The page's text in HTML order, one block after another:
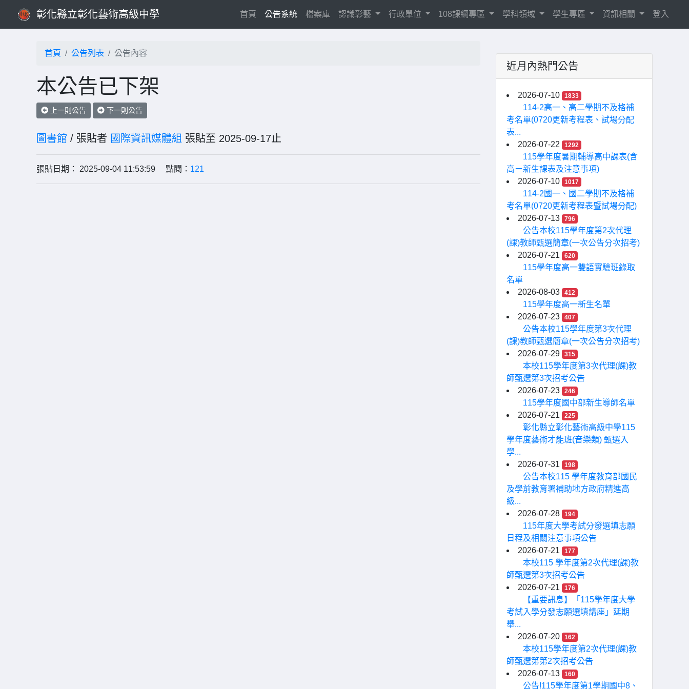
彰化縣立彰化藝術高級中學 首頁(current)
公告系統 檔案庫 認識彰藝 行政單位 108課綱專區 學科領域 學生專區 資訊相關 登入
首頁 公告列表 公告內容
本公告已下架
上一則公告 下一則公告
圖書館 / 張貼者 國際資訊媒體組 張貼至 2025-09-17止
張貼日期： 2025-09-04 11:53:59 點閱： 121
近月內熱門公告
2026-07-10 1833
114-2高一、高二學期不及格補
考名單(0720更新考程表、試場分配
表...
2026-07-22
1292
115學年度暑期輔導高中課表(含
高ㄧ新生課表及注意事項)
2026-07-10
1017
114-2國一、國二學期不及格補
考名單(0720更新考程表暨試場分配)
2026-07-13
796
公告本校115學年度第2次代理
(課)教師甄選簡章(一次公告分次招考)
2026-07-21
620
115學年度高一雙語實驗班錄取
名單
2026-08-03
412
115學年度高一新生名單
2026-07-23
407
公告本校115學年度第3次代理
(課)教師甄選簡章(一次公告分次招考)
2026-07-29
315
本校115學年度第3次代理(課)教
師甄選第3次招考公告
2026-07-23
246
115學年度國中部新生導師名單
2026-07-21
225
彰化縣立彰化藝術高級中學115
學年度藝術才能班(音樂類) 甄選入
學...
2026-07-31
198
公告本校115 學年度教育部國民
及學前教育署補助地方政府精進高
級...
2026-07-28
194
115年度大學考試分發選填志願
日程及相關注意事項公告
2026-07-21
177
本校115 學年度第2次代理(課)教
師甄選第3次招考公告
2026-07-21
176
【重要訊息】「115學年度大學
考試入學分發志願選填講座」延期
舉...
2026-07-20
162
本校115學年度第2次代理(課)教
師甄選第第2次招考公告
2026-07-13
160
公告!115學年度第1學期國中8、